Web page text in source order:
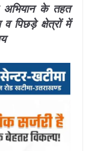
अभियान के तहत
पिछड़े क्षेत्रों में